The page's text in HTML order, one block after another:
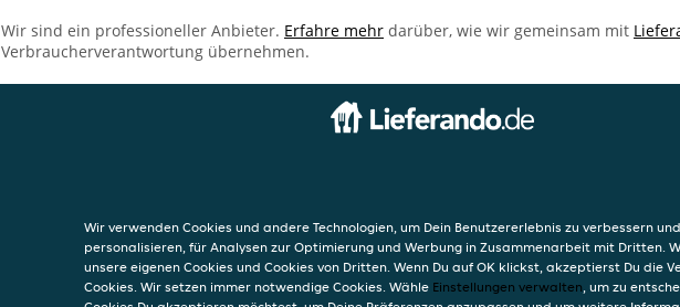
Wir sind ein professioneller Anbieter. Erfahre mehr darüber, wie wir gemeinsam mit
Verbraucherverantwortung übernehmen.
Große Hamkenstraße
Große Hamkenstraße 21
49074 Osnabrück
Wir verwenden Cookies und andere Technologien, um Dein Benutzererlebnis zu verbessern
personalisieren, für Analysen zur Optimierung und Werbung in Zusammenarbeit mit Dritten.
unsere eigenen Cookies und Cookies von Dritten. Wenn Du auf OK klickst, akzeptierst Du die
Cookies. Wir setzen immer notwendige Cookies. Wähle Einstellungen verwalten, um zu